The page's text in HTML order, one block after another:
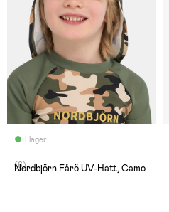
I lager
(6)
Nordbjörn Fårö UV-Hatt, Camo